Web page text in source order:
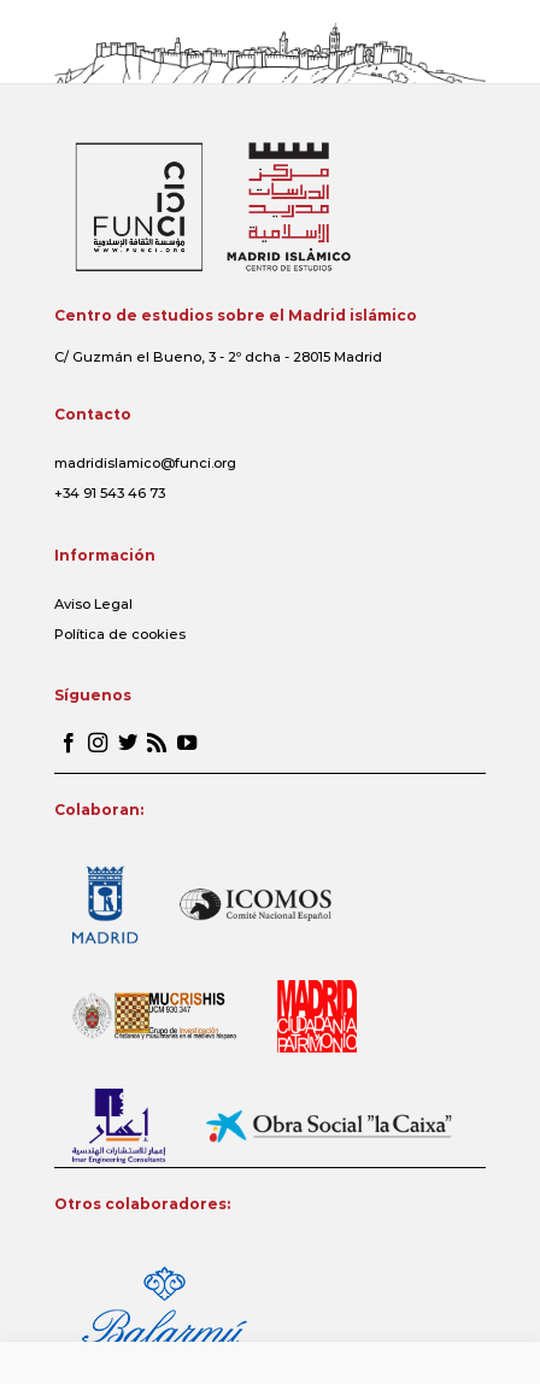
Centro de estudios sobre el Madrid islámico
C/ Guzmán el Bueno, 3 - 2º dcha - 28015 Madrid
Contacto
madridislamico@funci.org
+34 91 543 46 73
Información
Aviso Legal
Política de cookies
Síguenos
Colaboran:
Otros colaboradores: